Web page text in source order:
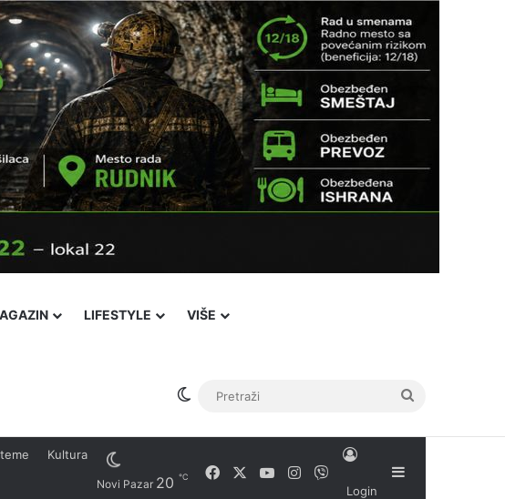
LIFESTYLE VIŠE
Switch skin
Kultura
Novi Pazar 20 ℃ FacebookYouTubeInstagram
Viber
Login
Sidebar